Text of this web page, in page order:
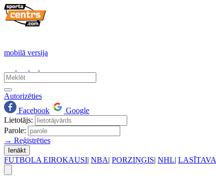
mobilā versija
Autorizēties
Facebook
Google
Lietotājs:
Parole:
→ Reģistrēties
Ienākt
FUTBOLA EIROKAUSI| NBA| PORZIŅĢIS| NHL| LASĪTAVA